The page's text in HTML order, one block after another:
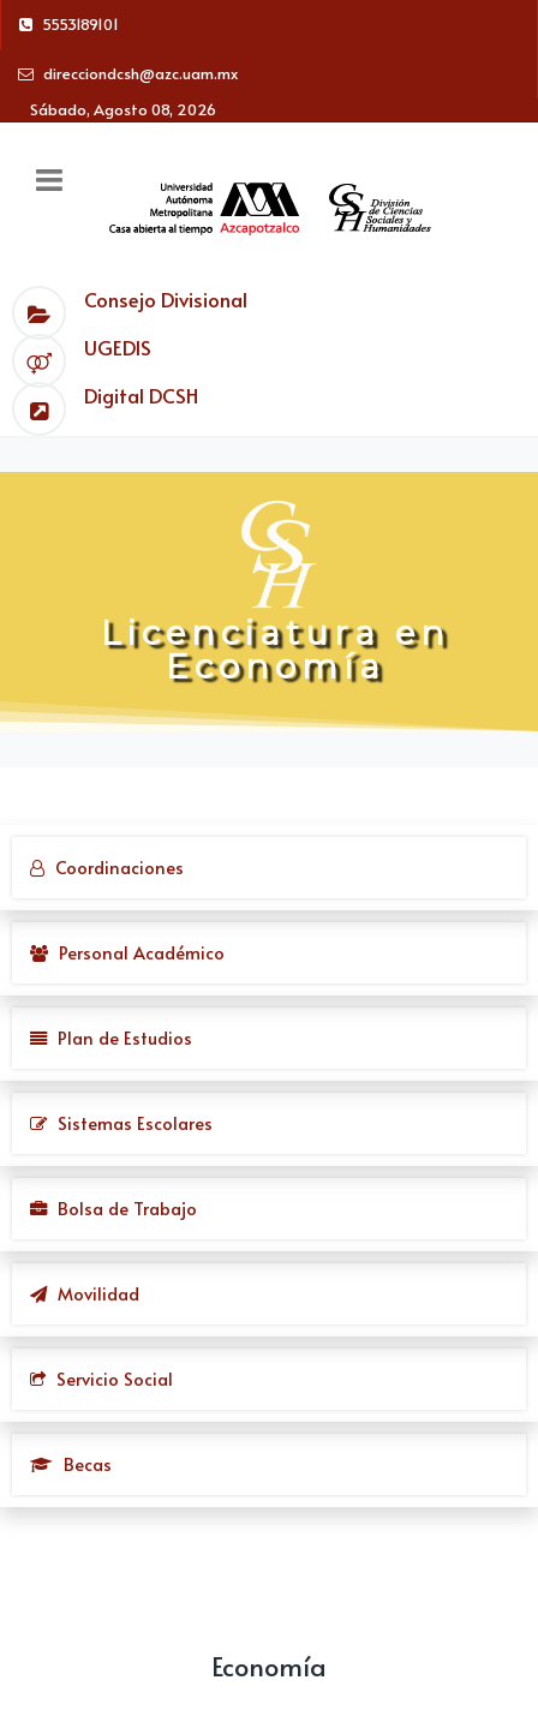
5553189101
direcciondcsh@azc.uam.mx
Sábado, Agosto 08, 2026
Consejo Divisional
UGEDIS
Digital DCSH
L icenciatura en
Economía
Coordinaciones
Personal Académico
Plan de Estudios
Sistemas Escolares
Bolsa de Trabajo
Movilidad
Servicio Social
Becas
Economía